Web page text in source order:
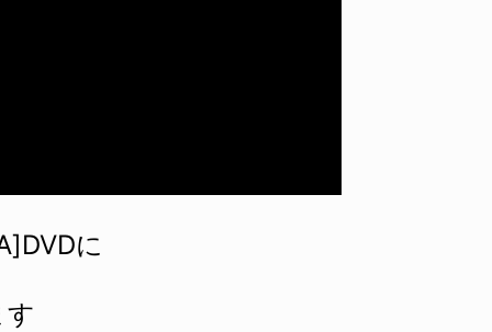
に
す